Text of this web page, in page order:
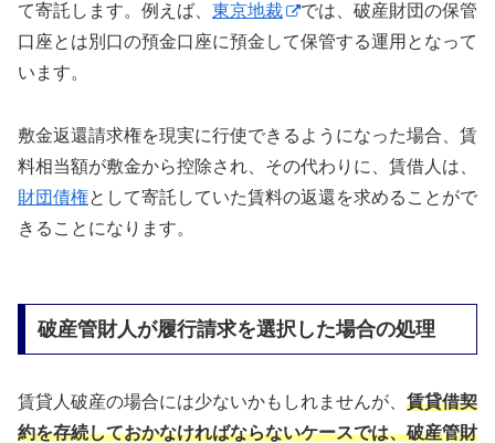
て寄託します。例えば、 東京地裁
では、破産財団の保管
口座とは別口の預金口座に預金して保管する運用となって
います。
敷金返還請求権を現実に行使できるようになった場合、賃
料相当額が敷金から控除され、その代わりに、賃借人は、
財団債権として寄託していた賃料の返還を求めることがで
きることになります。
破産管財人が履行請求を選択した場合の処理
賃貸人破産の場合には少ないかもしれませんが、 賃貸借契
約を存続しておかなければならないケースでは、破産管財